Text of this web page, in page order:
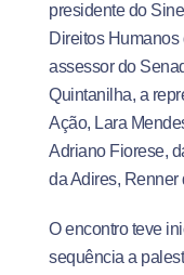
presidente do
Direitos Humanos
assessor do
Quintanilha, a
Ação, Lara
Adriano Fiorese,
da Adires, Renner
O encontro teve
sequência a